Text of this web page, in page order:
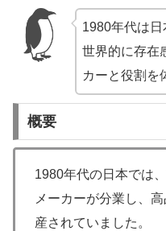
1980年代は
世界的に存在
カーと役割を
概要
1980年代の日本では
メーカーが分業し、
産されていました。